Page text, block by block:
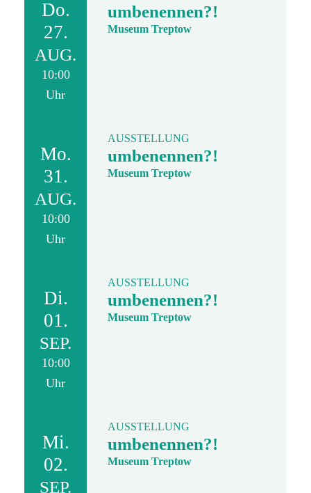
Do.
27.
AUG.
10:00
Uhr
umbenennen?!
Museum Treptow
Mo.
31.
AUG.
10:00
Uhr
AUSSTELLUNG
umbenennen?!
Museum Treptow
Di.
01.
SEP.
10:00
Uhr
AUSSTELLUNG
umbenennen?!
Museum Treptow
Mi.
02.
SEP.
AUSSTELLUNG
umbenennen?!
Museum Treptow